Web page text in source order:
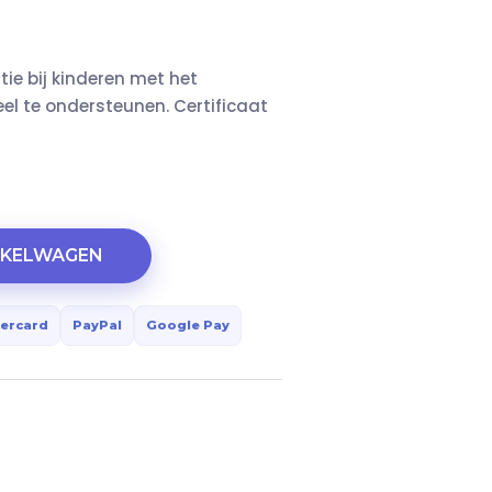
bij kinderen met het
te ondersteunen. Certificaat
PayPal Google Pay